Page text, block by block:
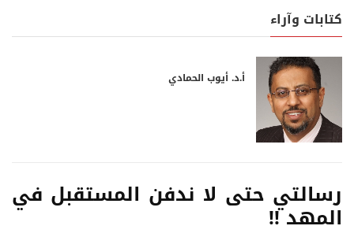
كتابات وآراء
أ.د. أيوب الحمادي
رسالتي حتى لا ندفن المستقبل في
المهد !!